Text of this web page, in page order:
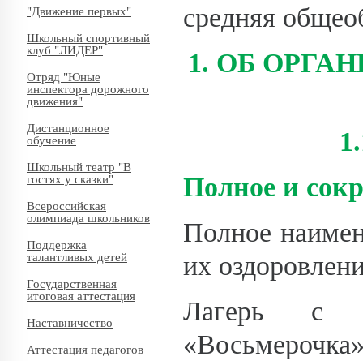
"Движение первых"
Школьный спортивный
клуб "ЛИДЕР"
Отряд "Юные
инспектора дорожного
движения"
Дистанционное
обучение
Школьный театр "В
гостях у сказки"
Всероссийская
олимпиада школьников
Поддержка
талантливых детей
Государственная
итоговая аттестация
Наставничество
Аттестация педагогов
средняя
1. ОБ
Полное и
Полное
их
Лагерь с